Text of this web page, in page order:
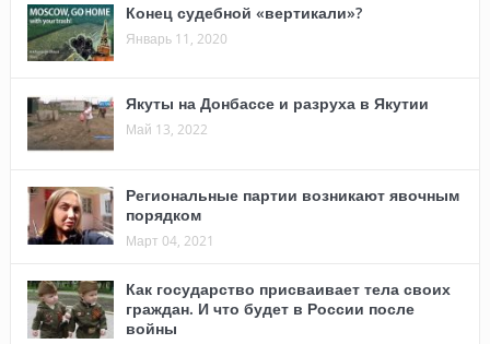
Конец судебной «вертикали»?
Январь 11, 2020
Якуты на Донбассе и разруха в Якутии
Май 13, 2022
Региональные партии возникают явочным
порядком
Март 04, 2021
Как государство присваивает тела своих
граждан. И что будет в России после
войны